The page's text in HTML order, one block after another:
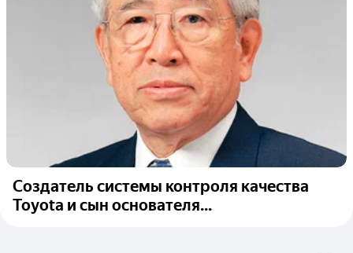
Создатель системы контроля качества
Toyota и сын основателя...